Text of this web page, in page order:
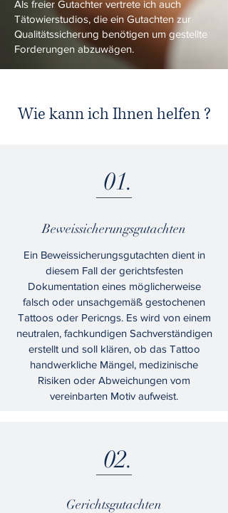
Als freier Gutachter vertrete ich auch
Tätowierstudios, die ein Gutachten zur
Qualitätssicherung benötigen um gestellte
Forderungen abzuwägen.
Wie kann ich Ihnen helfen ?
01.
Beweissicherungsgutachten
Ein Beweissicherungsgutachten dient in
diesem Fall der gerichtsfesten
Dokumentation eines möglicherweise
falsch oder unsachgemäß gestochenen
Tattoos oder Pericngs. Es wird von einem
neutralen, fachkundigen Sachverständigen
erstellt und soll klären, ob das Tattoo
handwerkliche Mängel, medizinische
Risiken oder Abweichungen vom
vereinbarten Motiv aufweist.
02.
Gerichtsgutachten